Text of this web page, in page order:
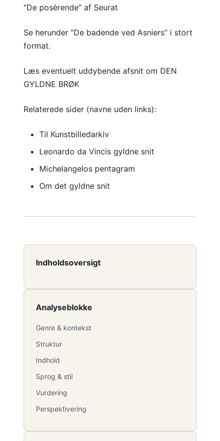
Indholdsoversigt
Analyseblokke
Genre & kontekst
Struktur
Indhold
Sprog & stil
Vurdering
Perspektivering
“De posèrende” af Seurat
Se herunder “De badende ved Asniers” i stort
format.
Læs eventuelt uddybende afsnit om DEN
GYLDNE BRØK
Relaterede sider (navne uden links):
Til Kunstbilledarkiv
Leonardo da Vincis gyldne snit
Michelangelos pentagram
Om det gyldne snit